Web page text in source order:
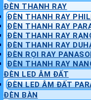
ĐÈN THANH RAY
ĐÈN THANH RAY
ĐÈN THANH RAY
ĐÈN THANH RAY
ĐÈN THANH RAY
ĐÈN RỌI RAY
ĐÈN THANH RAY
ĐÈN LED ÂM ĐẤT
ĐÈN LED ÂM ĐẤT
ĐÈN BÀN